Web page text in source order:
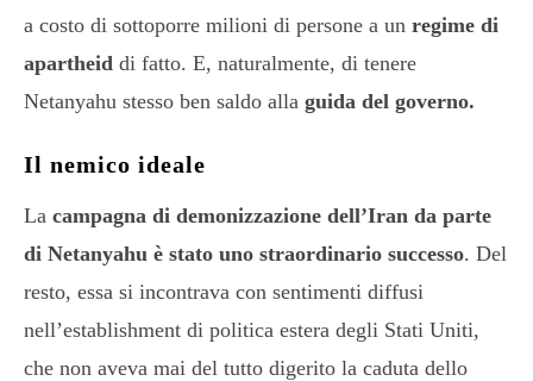
a costo di sottoporre milioni di persone a un regime di
apartheid di fatto. E, naturalmente, di tenere
Netanyahu stesso ben saldo alla guida del governo.
Il nemico ideale
La campagna di demonizzazione dell’Iran da parte
di Netanyahu è stato uno straordinario successo. Del
resto, essa si incontrava con sentimenti diffusi
nell’establishment di politica estera degli Stati Uniti,
che non aveva mai del tutto digerito la caduta dello